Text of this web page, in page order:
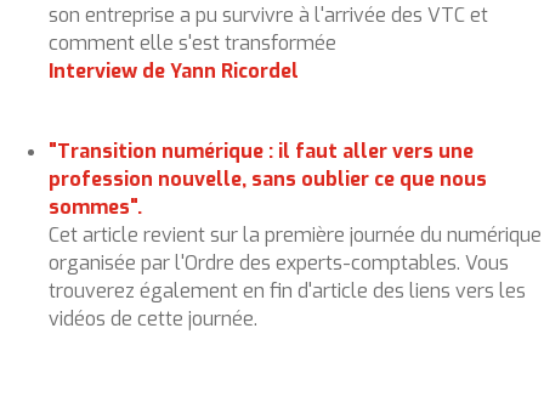
son entreprise a pu survivre à l'arrivée des VTC et
comment elle s'est transformée
Interview de Yann Ricordel
"Transition numérique : il faut aller vers une
profession nouvelle, sans oublier ce que nous
sommes".
Cet article revient sur la première journée du numérique
organisée par l'Ordre des experts-comptables. Vous
trouverez également en fin d'article des liens vers les
vidéos de cette journée.